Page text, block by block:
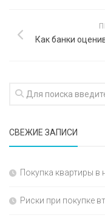
Как банки
СВЕЖИЕ ЗАПИСИ
Покупка квартиры в
Риски при покупке